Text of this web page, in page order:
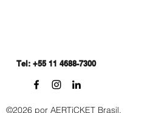
Tel: +55 11 4688-7300
©2026 por AERTiCKET Brasil.